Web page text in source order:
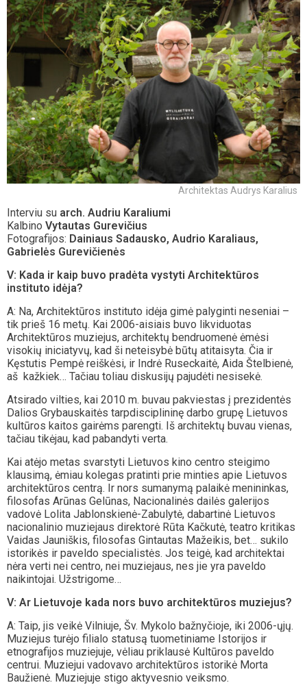
Architektas Audrys Karalius
Interviu su arch. Audriu Karaliumi
Kalbino Vytautas Gurevičius
Fotografijos: Dainiaus Sadausko, Audrio Karaliaus,
Gabrielės Gurevičienės
V: Kada ir kaip buvo pradėta vystyti Architektūros
instituto idėja?
A: Na, Architektūros instituto idėja gimė palyginti neseniai –
tik prieš 16 metų. Kai 2006-aisiais buvo likviduotas
Architektūros muziejus, architektų bendruomenė ėmėsi
visokių iniciatyvų, kad ši neteisybė būtų atitaisyta. Čia ir
Kęstutis Pempė reiškėsi, ir Indrė Ruseckaitė, Aida Štelbienė,
aš kažkiek… Tačiau toliau diskusijų pajudėti nesisekė.
Atsirado vilties, kai 2010 m. buvau pakviestas į prezidentės
Dalios Grybauskaitės tarpdisciplininę darbo grupę Lietuvos
kultūros kaitos gairėms parengti. Iš architektų buvau vienas,
tačiau tikėjau, kad pabandyti verta.
Kai atėjo metas svarstyti Lietuvos kino centro steigimo
klausimą, ėmiau kolegas pratinti prie minties apie Lietuvos
architektūros centrą. Ir nors sumanymą palaikė menininkas,
filosofas Arūnas Gelūnas, Nacionalinės dailės galerijos
vadovė Lolita Jablonskienė-Zabulytė, dabartinė Lietuvos
nacionalinio muziejaus direktorė Rūta Kačkutė, teatro kritikas
Vaidas Jauniškis, filosofas Gintautas Mažeikis, bet… sukilo
istorikės ir paveldo specialistės. Jos teigė, kad architektai
nėra verti nei centro, nei muziejaus, nes jie yra paveldo
naikintojai. Užstrigome…
V: Ar Lietuvoje kada nors buvo architektūros muziejus?
A: Taip, jis veikė Vilniuje, Šv. Mykolo bažnyčioje, iki 2006-ųjų.
Muziejus turėjo filialo statusą tuometiniame Istorijos ir
etnografijos muziejuje, vėliau priklausė Kultūros paveldo
centrui. Muziejui vadovavo architektūros istorikė Morta
Baužienė. Muziejuje stigo aktyvesnio veiksmo.